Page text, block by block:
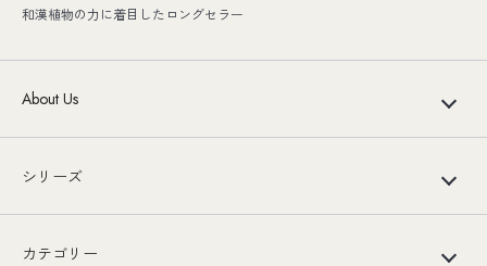
和漢植物の力に着目したロングセラー
About Us
シリーズ
カテゴリー